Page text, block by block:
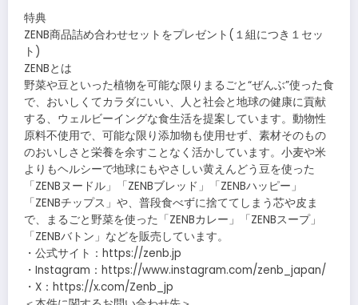
特典
ZENB商品詰め合わせセットをプレゼント(１組につき１セッ
ト)
ZENBとは
野菜や豆といった植物を可能な限りまるごと“ぜんぶ”使った食
で、おいしくてカラダにいい、人と社会と地球の健康に貢献
する、ウェルビーイングな食生活を提案しています。動物性
原料不使用で、可能な限り添加物も使用せず、素材そのもの
のおいしさと栄養を余すことなく活かしています。小麦や米
よりもヘルシーで地球にもやさしい黄えんどう豆を使った
「ZENBヌードル」「ZENBブレッド」「ZENBハッピー」
「ZENBチップス」や、普段食べずに捨ててしまう芯や皮ま
で、まるごと野菜を使った「ZENBカレー」「ZENBスープ」
「ZENBバトン」などを販売しています。
・公式サイト：https://zenb.jp
・Instagram：https://www.instagram.com/zenb_japan/
・X：https://x.com/Zenb_jp